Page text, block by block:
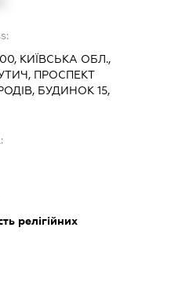
КИЇВСЬКА ОБЛ.,
ПРОСПЕКТ
БУДИНОК 15,
релігійних